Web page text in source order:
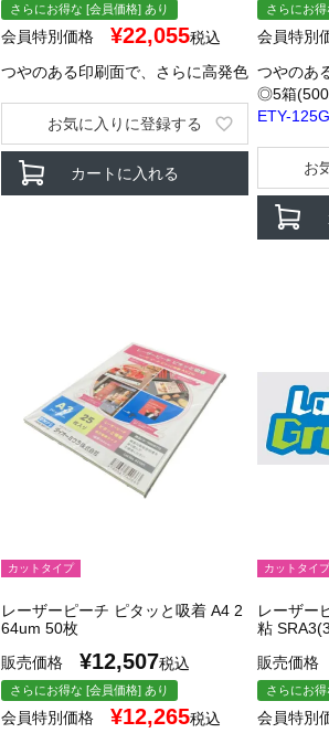
さらにお得な [会員価格] あり
会員特別価格 ¥22,055税込
つやのある印刷面で、さらに高発色
カートに入れる
お気に入りに登録する
さらにお
会員特別
つやのあ
◎5箱(500
ETY-
お
カットタイプ
レーザーピーチ ピタッと吸着 A4 2
64um 50枚
販売価格
¥12,507税込
さらにお得な [会員価格] あり
会員特別価格 ¥12,265税込
カットタイプ
レーザー
粘
販売価格
さらにお
会員特別